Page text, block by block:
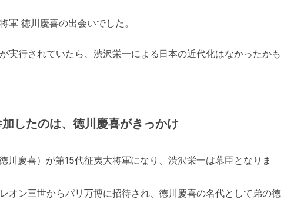
軍 徳川慶喜の出会いでした。
実行されていたら、渋沢栄一による日本の近代化はなかったかも
したのは、徳川慶喜がきっかけ
川慶喜）が第15代征夷大将軍になり、渋沢栄一は幕臣となりま
オン三世からパリ万博に招待され、徳川慶喜の名代として弟の徳